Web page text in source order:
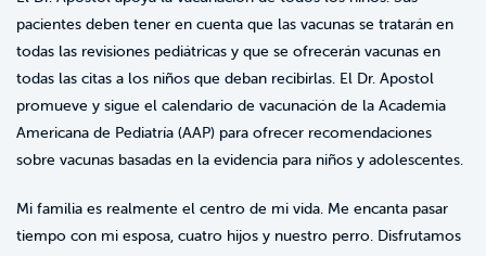
pacientes deben tener en cuenta que las vacunas se tratarán en
todas las revisiones pediátricas y que se ofrecerán vacunas en
todas las citas a los niños que deban recibirlas. El Dr. Apostol
promueve y sigue el calendario de vacunación de la Academia
Americana de Pediatría (AAP) para ofrecer recomendaciones
sobre vacunas basadas en la evidencia para niños y adolescentes.
Mi familia es realmente el centro de mi vida. Me encanta pasar
tiempo con mi esposa, cuatro hijos y nuestro perro. Disfrutamos